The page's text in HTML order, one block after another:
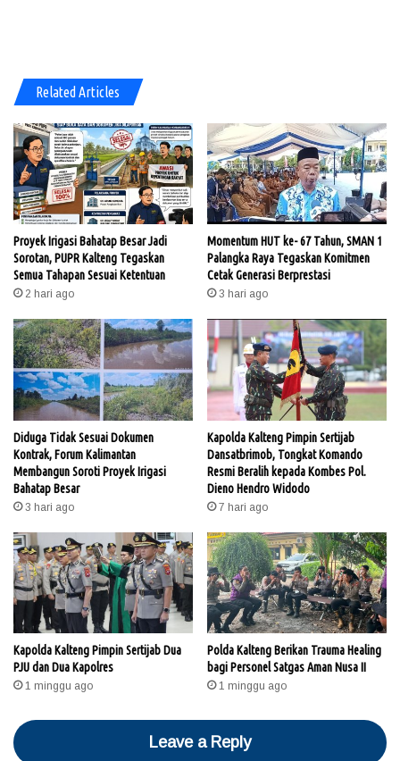
Related Articles
Proyek Irigasi Bahatap Besar Jadi
Sorotan, PUPR Kalteng Tegaskan
Semua Tahapan Sesuai Ketentuan
2 hari ago
Momentum HUT ke- 67 Tahun, SMAN 1
Palangka Raya Tegaskan Komitmen
Cetak Generasi Berprestasi
3 hari ago
Diduga Tidak Sesuai Dokumen
Kontrak, Forum Kalimantan
Membangun Soroti Proyek Irigasi
Bahatap Besar
3 hari ago
Kapolda Kalteng Pimpin Sertijab
Dansatbrimob, Tongkat Komando
Resmi Beralih kepada Kombes Pol.
Dieno Hendro Widodo
7 hari ago
Kapolda Kalteng Pimpin Sertijab Dua
PJU dan Dua Kapolres
1 minggu ago
Polda Kalteng Berikan Trauma Healing
bagi Personel Satgas Aman Nusa II
1 minggu ago
Leave a Reply